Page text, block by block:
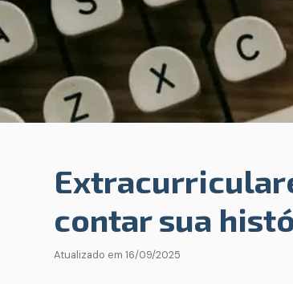
contar sua
Atualizado em 16/09/2025